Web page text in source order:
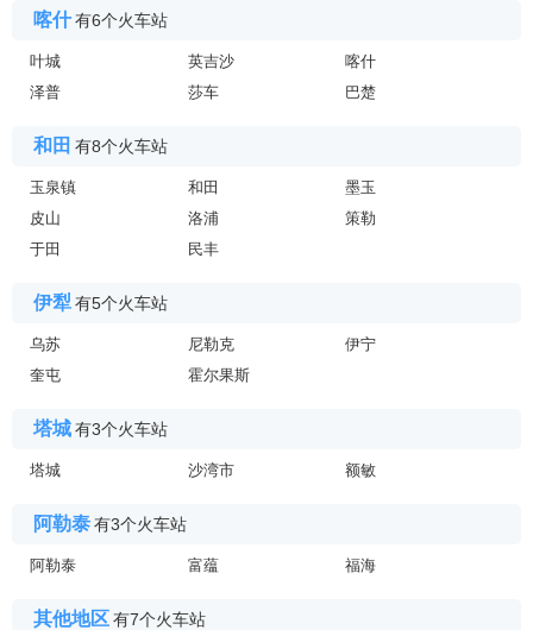
喀什有6个火车站
叶城 英吉沙
喀什
泽普
莎车 巴楚
和田 有8个火车站
玉泉镇 和田
墨玉
皮山
洛浦
策勒
于田
民丰
伊犁有5个火车站
乌苏 尼勒克
伊宁
奎屯
霍尔果斯
塔城有3个火车站
塔城 沙湾市 额敏
阿勒泰有3个火车站
阿勒泰 富蕴 福海
其他地区有7个火车站